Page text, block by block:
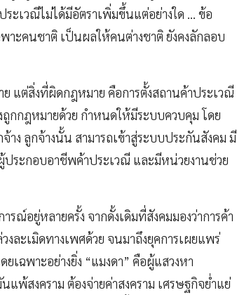
ะเวณีไม่ได้มีอัตราเพิ่มขึ้นแต่อย่างใด … ข้อ
ะคนชาติ เป็นผลให้คนต่างชาติ ยังคงลักลอบ
แต่สิ่งที่ผิดกฎหมาย คือการตั้งสถานค้าประเวณี
กกฎหมายด้วย กำหนดให้มีระบบควบคุม โดย
ง ลูกจ้างนั้น สามารถเข้าสู่ระบบประกันสังคม มี
ประกอบอาชีพค้าประเวณี และมีหน่วยงานช่วย
ณ์อยู่หลายครั้ง จากดั้งเดิมที่สังคมมองว่าการค้า
งละเมิดทางเพศด้วย จนมาถึงยุคการเผยแพร่
เฉพาะอย่างยิ่ง “แมงดา” คือผู้แสวงหา
แพ้สงคราม ต้องจ่ายค่าสงคราม เศรษฐกิจย่ำแย่